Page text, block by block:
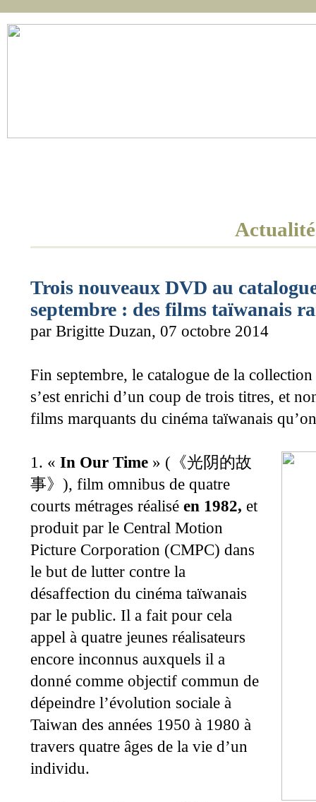
Trois nouveaux DVD au
septembre : des films taïwanais
par Brigitte Duzan, 07 octobre 2014
Fin septembre, le catalogue de la
s’est enrichi d’un coup de trois titres, et
films marquants du cinéma taïwanais
1. « In Our Time » ( 《光阴的故
事》 ), film omnibus de quatre
courts métrages réalisé en 1982, et
produit par le Central Motion
Picture Corporation (CMPC) dans
le but de lutter contre la
désaffection du cinéma taïwanais
par le public. Il a fait pour cela
appel à quatre jeunes réalisateurs
encore inconnus auxquels il a
donné comme objectif commun de
dépeindre l’évolution sociale à
Taiwan des années 1950 à 1980 à
travers quatre âges de la vie d’un
individu.